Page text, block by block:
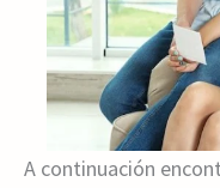
A continuación